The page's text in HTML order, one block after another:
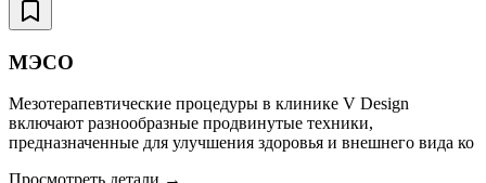
МЭСО
Мезотерапевтические процедуры в клинике V Design
включают разнообразные продвинутые техники,
предназначенные для улучшения здоровья и внешнего вида ко